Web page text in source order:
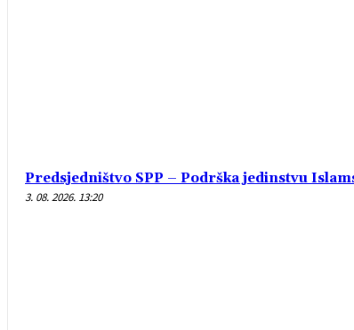
Predsjedništvo SPP – Podrška jedinstvu
3. 08. 2026. 13:20